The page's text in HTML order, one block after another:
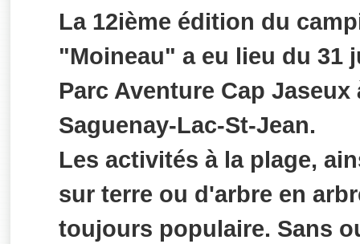
La 12ième édition du
"Moineau" a eu lieu du 31
Parc Aventure Cap
Saguenay-Lac-St-Jean.
Les activités à la plage,
sur terre ou d'arbre en
toujours populaire. Sans